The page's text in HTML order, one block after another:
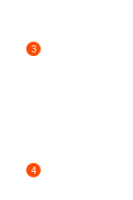
3
4